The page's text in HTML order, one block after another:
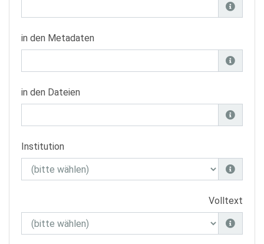
in den Metadaten
in den Dateien
Institution
Volltext